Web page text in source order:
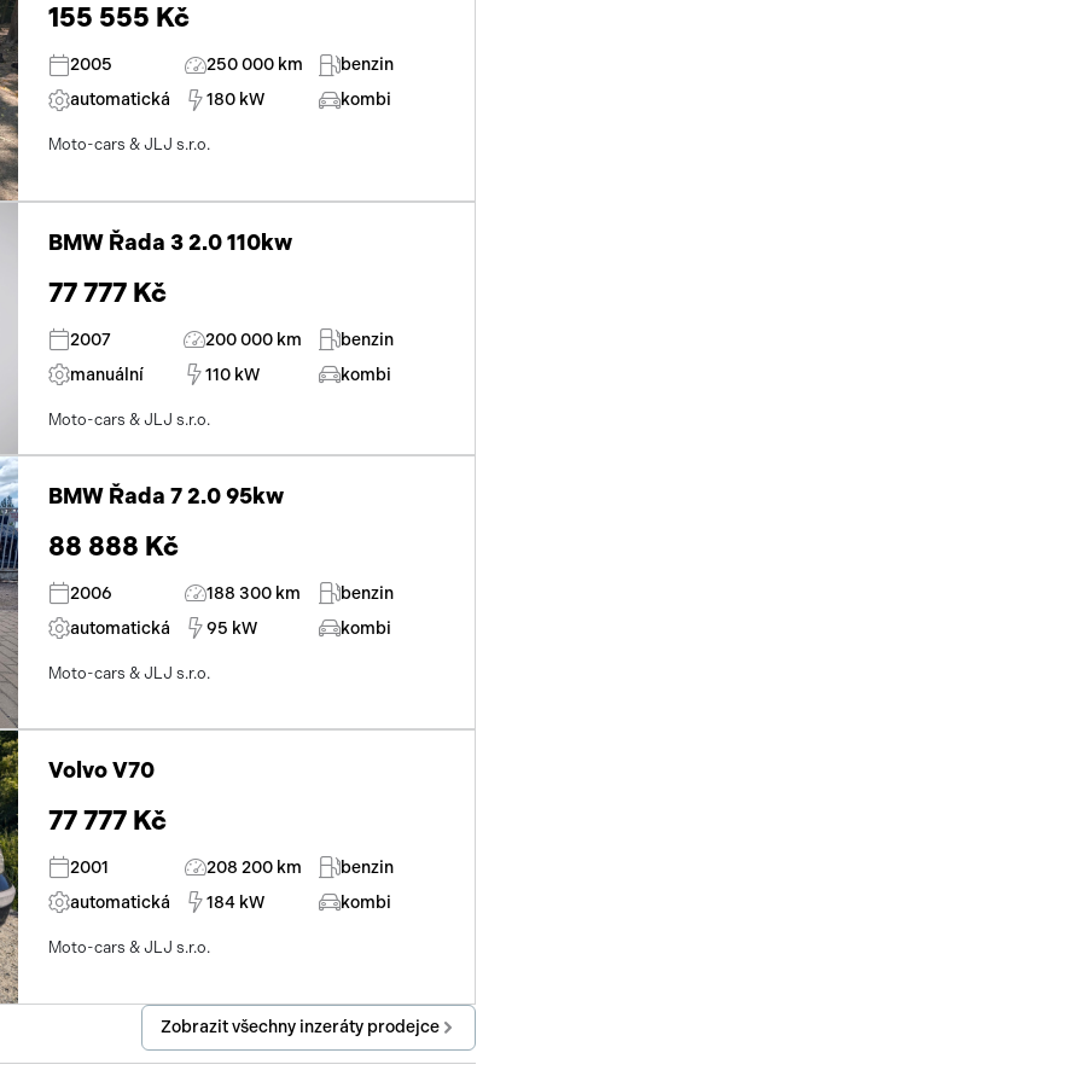
155 555 Kč
2005 250 000 km
benzin
automatická
180 kW kombi
Moto-cars & JLJ s.r.o.
BMW Řada 3 2.0 110kw
77 777 Kč
2007 200 000 km
benzin
manuální
110 kW kombi
Moto-cars & JLJ s.r.o.
BMW Řada 7 2.0 95kw
88 888 Kč
2006 188 300 km
benzin
automatická
95 kW kombi
Moto-cars & JLJ s.r.o.
Volvo V70
77 777 Kč
2001 208 200 km
benzin
automatická
184 kW kombi
Moto-cars & JLJ s.r.o.
Zobrazit všechny inzeráty prodejce